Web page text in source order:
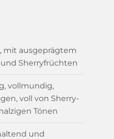
mit ausgeprägtem
und Sherryfrüchten
vollmundig,
voll von Sherry-
Tönen
und